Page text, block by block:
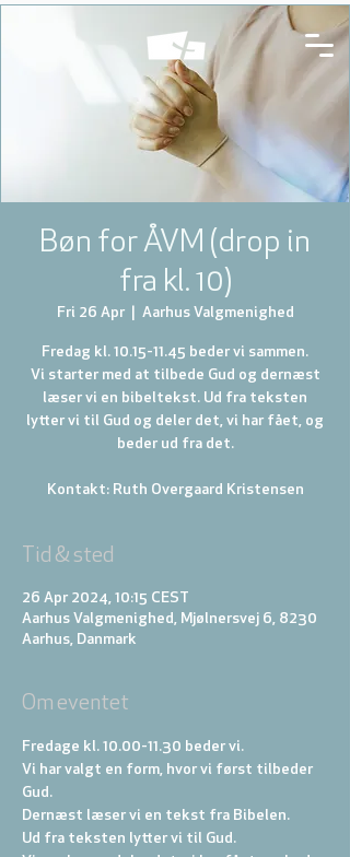
Bøn for ÅVM (drop in
fra kl. 10)
Fri 26 Apr
  |
Aarhus Valgmenighed
Fredag kl. 10.15-11.45 beder vi sammen.
Vi starter med at tilbede Gud og dernæst
læser vi en bibeltekst. Ud fra teksten
lytter vi til Gud og deler det, vi har fået, og
beder ud fra det.
Kontakt: Ruth Overgaard Kristensen
Tid & sted
26 Apr 2024, 10:15 CEST
Aarhus Valgmenighed, Mjølnersvej 6, 8230
Aarhus, Danmark
Om eventet
Fredage kl. 10.00-11.30 beder vi.
Vi har valgt en form, hvor vi først tilbeder
Gud.
Dernæst læser vi en tekst fra Bibelen.
Ud fra teksten lytter vi til Gud.